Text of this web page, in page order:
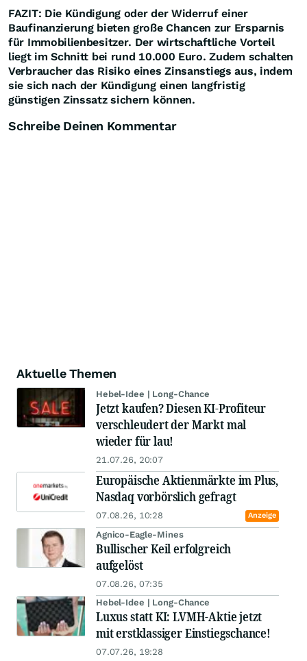
FAZIT: Die Kündigung oder der Widerruf einer
Baufinanzierung bieten große Chancen zur Ersparnis
für Immobilienbesitzer. Der wirtschaftliche Vorteil
liegt im Schnitt bei rund 10.000 Euro. Zudem schalten
Verbraucher das Risiko eines Zinsanstiegs aus, indem
sie sich nach der Kündigung einen langfristig
günstigen Zinssatz sichern können.
Schreibe Deinen Kommentar
Aktuelle Themen
Hebel-Idee | Long-Chance
Jetzt kaufen? Diesen KI-Profiteur
verschleudert der Markt mal
wieder für lau!
21.07.26, 20:07
Europäische Aktienmärkte im Plus,
Nasdaq vorbörslich gefragt
07.08.26, 10:28 Anzeige
Agnico-Eagle-Mines
Bullischer Keil erfolgreich
aufgelöst
07.08.26, 07:35
Hebel-Idee | Long-Chance
Luxus statt KI: LVMH-Aktie jetzt
mit erstklassiger Einstiegschance!
07.07.26, 19:28